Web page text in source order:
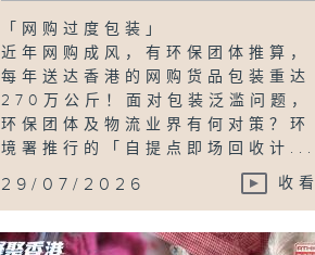
「网购过度包装」
近年网购成风，有环保团体推算，
每年送达香港的网购货品包装重达
270万公斤！面对包装泛滥问题，
环保团体及物流业界有何对策？环
境署推行的「自提点即场回收计...
29/07/2026 收看